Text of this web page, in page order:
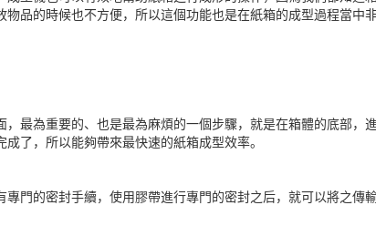
品的時候也不方便，所以這個功能也是在紙箱的成型過程當中
為重要的、也是最為麻煩的一個步驟，就是在箱體的底部，
了，所以能夠帶來最快速的紙箱成型效率。
的密封手續，使用膠帶進行專門的密封之后，就可以將之傳